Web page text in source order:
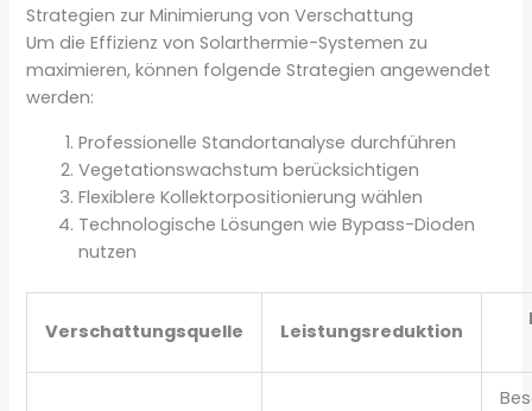
Strategien zur Minimierung von Verschattung
Um die Effizienz von Solarthermie-Systemen zu
maximieren, können folgende Strategien angewendet
werden:
Professionelle Standortanalyse durchführen
Vegetationswachstum berücksichtigen
Flexiblere Kollektorpositionierung wählen
Technologische Lösungen wie Bypass-Dioden
nutzen
Verschattungsquelle Leistungsreduktion